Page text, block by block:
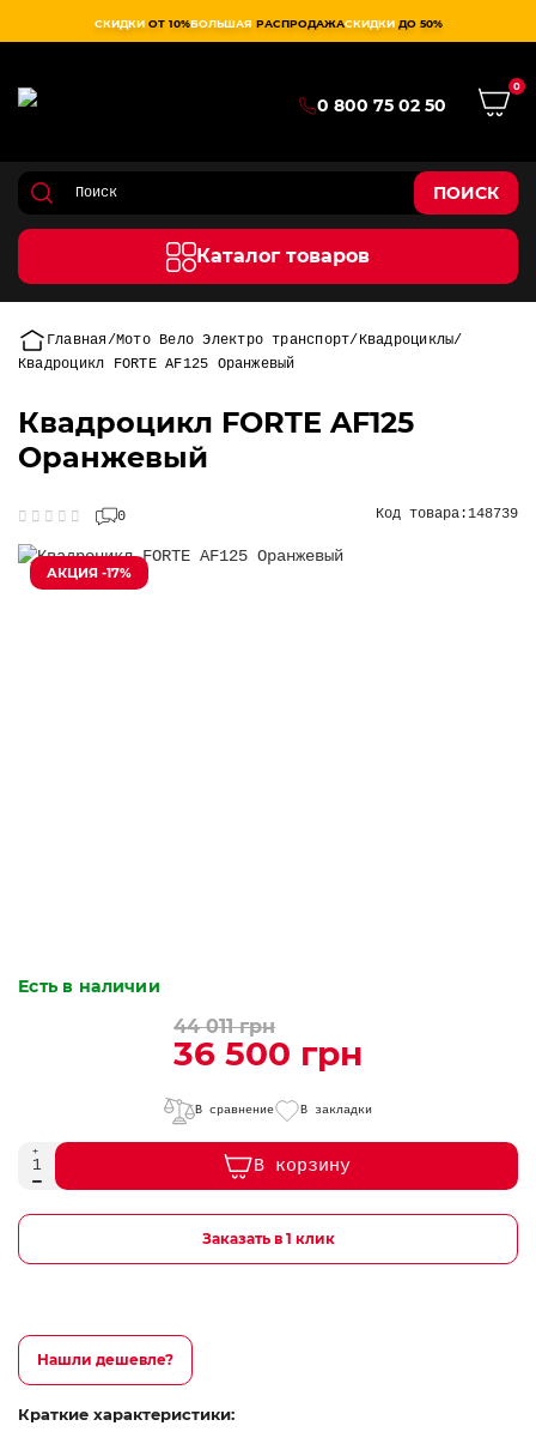
СКИДКИ ОТ 10%БОЛЬШАЯ РАСПРОДАЖАСКИДКИ ДО 50%
0 800 75 02 50
0
ПОИСК
Каталог товаров
Главная Мото Вело Электро транспорт
Квадроциклы
Квадроцикл FORTE AF125 Оранжевый
Квадроцикл FORTE AF125
Оранжевый
0 Код товара:148739
АКЦИЯ -17%
Есть в наличии
44 011 грн
36 500 грн
В сравнение В закладки
В корзину
Заказать в 1 клик
Нашли дешевле?
Краткие характеристики: